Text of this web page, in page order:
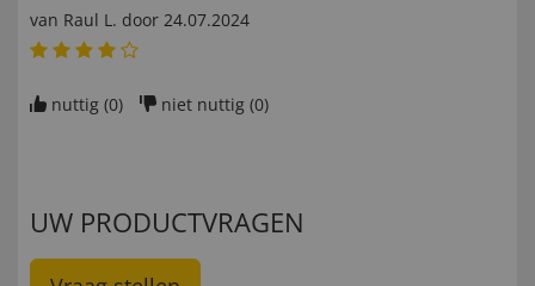
van Raul L. door 24.07.2024
nuttig (0) niet nuttig (0)
UW PRODUCTVRAGEN